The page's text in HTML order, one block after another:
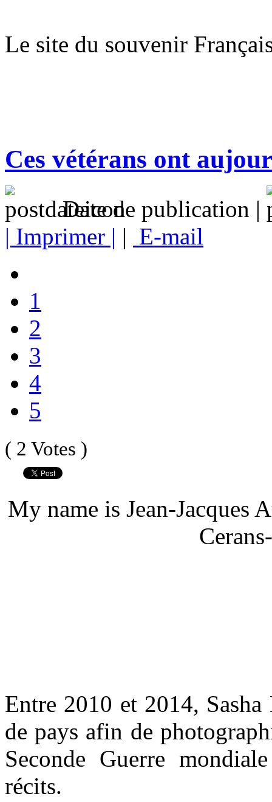
Le site du souvenir
Ces vétérans ont
Date de publication |
| Imprimer | | E-mail
1
2
3
4
5
( 2 Votes )
My name is Jean-Jacques
Entre 2010 et 2014,
de pays afin de
Seconde Guerre
récits.